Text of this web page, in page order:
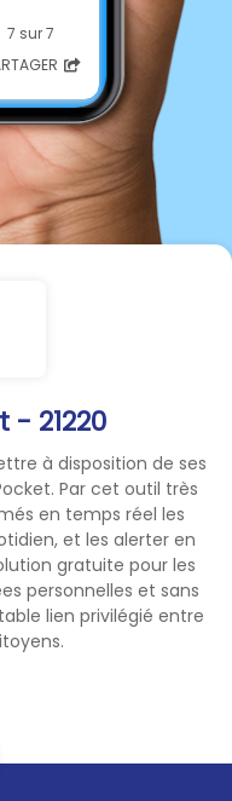
21220
à disposition de ses
Par cet outil très
en temps réel les
et les alerter en
gratuite pour les
personnelles et sans
lien privilégié entre
: 8h30
et de
fériés
7 sur 7